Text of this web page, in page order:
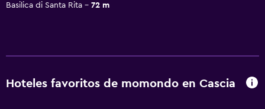
Basilica di Santa Rita 72 m
Hoteles favoritos de momondo en Cascia